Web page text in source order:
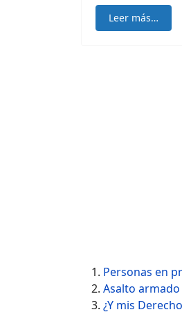
Leer más…
Personas en
Asalto armado
¿Y mis